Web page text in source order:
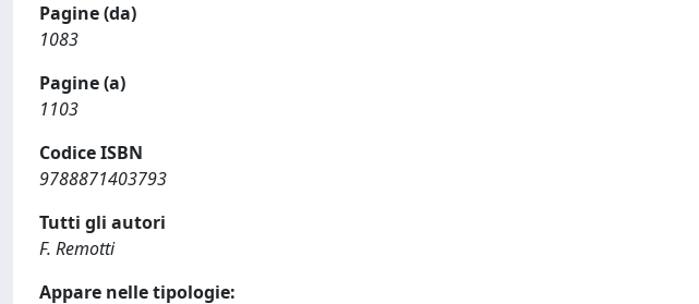
Pagine (da)
1083
Pagine (a)
1103
Codice ISBN
9788871403793
Tutti gli autori
F. Remotti
Appare nelle tipologie: